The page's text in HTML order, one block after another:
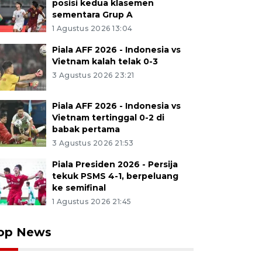
posisi kedua klasemen
sementara Grup A
1 Agustus 2026 13:04
Piala AFF 2026 - Indonesia vs
Vietnam kalah telak 0-3
3 Agustus 2026 23:21
Piala AFF 2026 - Indonesia vs
Vietnam tertinggal 0-2 di
babak pertama
3 Agustus 2026 21:53
Piala Presiden 2026 - Persija
tekuk PSMS 4-1, berpeluang
ke semifinal
1 Agustus 2026 21:45
News